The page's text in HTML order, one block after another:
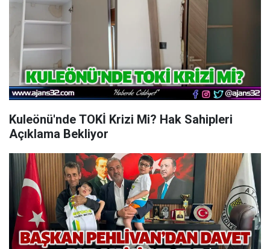
Kuleönü'nde TOKİ Krizi Mi? Hak Sahipleri
Açıklama Bekliyor